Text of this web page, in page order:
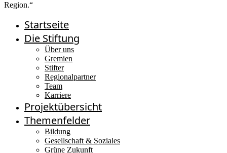
Startseite
Die Stiftung
Über uns
Gremien
Stifter
Regionalpartner
Team
Karriere
Projektübersicht
Themenfelder
Bildung
Gesellschaft & Soziales
Grüne Zukunft